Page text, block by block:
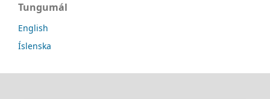
Tungumál
English
Íslenska